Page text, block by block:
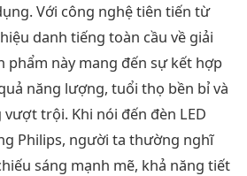
Với công nghệ tiên tiến từ
danh tiếng toàn cầu về giải
phẩm này mang đến sự kết hợp
năng lượng, tuổi thọ bền bỉ và
trội. Khi nói đến đèn LED
Philips, người ta thường nghĩ
sáng mạnh mẽ, khả năng tiết